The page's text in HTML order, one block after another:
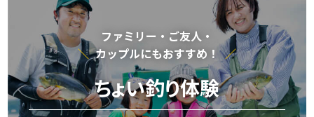
ファミリー・ご友⼈・
カップルにもおすすめ！
ちょい釣り体験